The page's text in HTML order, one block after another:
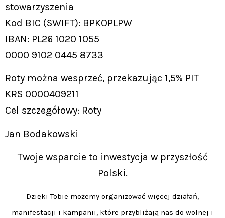
stowarzyszenia
Kod BIC (SWIFT): BPKOPLPW
IBAN: PL26 1020 1055
0000 9102 0445 8733
Roty można wesprzeć, przekazując 1,5% PIT
KRS 0000409211
Cel szczegółowy: Roty
Jan Bodakowski
Twoje wsparcie to inwestycja w przyszłość
Polski.
Dzięki Tobie możemy organizować więcej działań,
manifestacji i kampanii, które przybliżają nas do wolnej i